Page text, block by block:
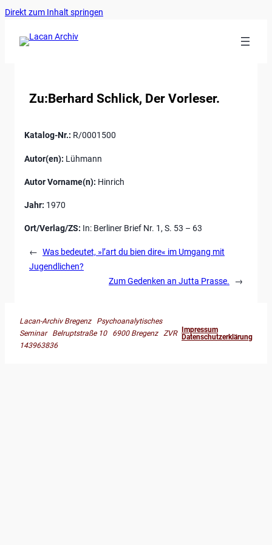
Direkt zum Inhalt springen
Zu:Berhard Schlick, Der Vorleser.
Katalog-Nr.: R/0001500
Autor(en): Lühmann
Autor Vorname(n): Hinrich
Jahr: 1970
Ort/Verlag/ZS: In: Berliner Brief Nr. 1, S. 53 – 63
← Was bedeutet, »l’art du bien dire« im Umgang mit
Jugendlichen?
Zum Gedenken an Jutta Prasse.
→
Lacan-Archiv Bregenz Psychoanalytisches
Seminar Belruptstraße 10 6900 Bregenz ZVR
143963836
Impressum
Datenschutzerklärung